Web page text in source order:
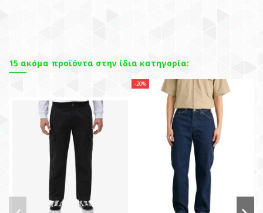
15 ακόμα προϊόντα στην ίδια κατηγορία:
-20%